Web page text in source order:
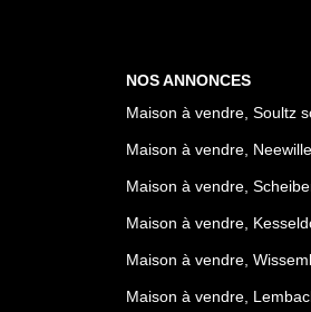
NOS ANNONCES
Maison à vendre, Soultz
Maison à vendre,
Maison à vendre,
Maison à vendre,
Maison à vendre,
Maison à vendre,